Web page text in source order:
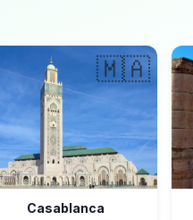
🇲🇦
Casablanca